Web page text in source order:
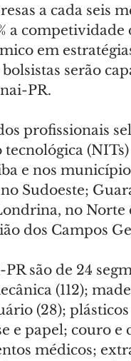
a cada seis
a competividade
em
serão
PR.
profissionais
(NITs)
e nos
Sudoeste;
no Norte
dos Campos
são de 24
(112);
(28);
e papel; couro e
médicos;